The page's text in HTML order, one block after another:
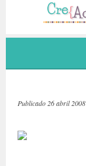
contenido.
Publicado 26 abril 2008